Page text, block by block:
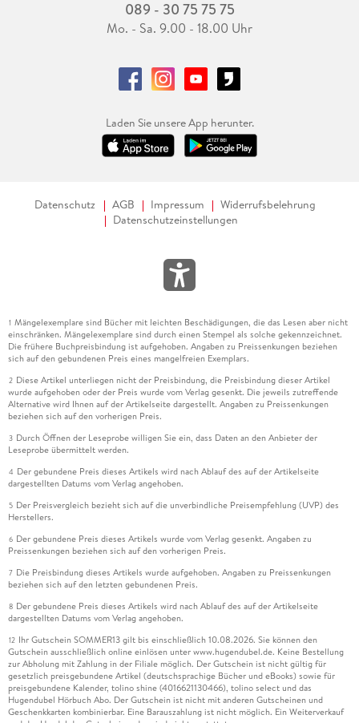
089 - 30 75 75 75
Mo. - Sa. 9.00 - 18.00 Uhr
Laden Sie unsere App herunter.
Datenschutz AGB Impressum
Widerrufsbelehrung
Datenschutzeinstellungen
1 Mängelexemplare sind Bücher mit leichten Beschädigungen, die das Lesen aber nicht
einschränken. Mängelexemplare sind durch einen Stempel als solche gekennzeichnet.
Die frühere Buchpreisbindung ist aufgehoben. Angaben zu Preissenkungen beziehen
sich auf den gebundenen Preis eines mangelfreien Exemplars.
2 Diese Artikel unterliegen nicht der Preisbindung, die Preisbindung dieser Artikel
wurde aufgehoben oder der Preis wurde vom Verlag gesenkt. Die jeweils zutreffende
Alternative wird Ihnen auf der Artikelseite dargestellt. Angaben zu Preissenkungen
beziehen sich auf den vorherigen Preis.
3 Durch Öffnen der Leseprobe willigen Sie ein, dass Daten an den Anbieter der
Leseprobe übermittelt werden.
4 Der gebundene Preis dieses Artikels wird nach Ablauf des auf der Artikelseite
dargestellten Datums vom Verlag angehoben.
5 Der Preisvergleich bezieht sich auf die unverbindliche Preisempfehlung (UVP) des
Herstellers.
6 Der gebundene Preis dieses Artikels wurde vom Verlag gesenkt. Angaben zu
Preissenkungen beziehen sich auf den vorherigen Preis.
7 Die Preisbindung dieses Artikels wurde aufgehoben. Angaben zu Preissenkungen
beziehen sich auf den letzten gebundenen Preis.
8 Der gebundene Preis dieses Artikels wird nach Ablauf des auf der Artikelseite
dargestellten Datums vom Verlag angehoben.
12 Ihr Gutschein SOMMER13 gilt bis einschließlich 10.08.2026. Sie können den
Gutschein ausschließlich online einlösen unter www.hugendubel.de. Keine Bestellung
zur Abholung mit Zahlung in der Filiale möglich. Der Gutschein ist nicht gültig für
gesetzlich preisgebundene Artikel (deutschsprachige Bücher und eBooks) sowie für
preisgebundene Kalender, tolino shine (4016621130466), tolino select und das
Hugendubel Hörbuch Abo. Der Gutschein ist nicht mit anderen Gutscheinen und
Geschenkkarten kombinierbar. Eine Barauszahlung ist nicht möglich. Ein Weiterverkauf